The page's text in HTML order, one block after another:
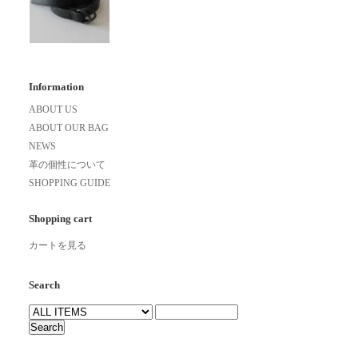
Information
ABOUT US
ABOUT OUR BAG
NEWS
革の個性について
SHOPPING GUIDE
Shopping cart
カートを見る
Search